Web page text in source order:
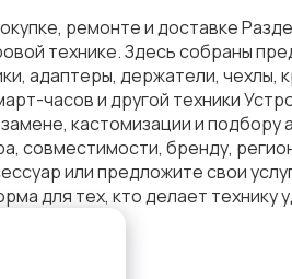
ремонте и доставке
технике. Здесь собраны
адаптеры, держатели, чехлы,
часов и другой техники
кастомизации и
совместимости, бренду,
или предложите свои
для тех, кто делает технику